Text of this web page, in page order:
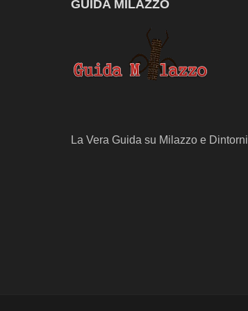
GUIDA MILAZZO
La Vera Guida su Milazzo e Dintorni